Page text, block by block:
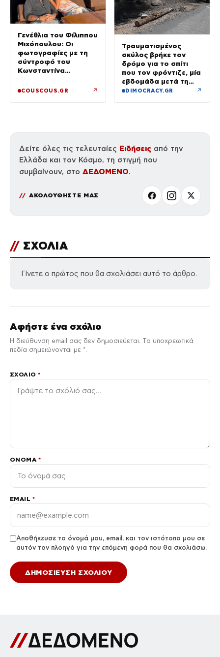
Γενέθλια του Φίλιππου
Μιχόπουλου: Οι
φωτογραφίες με τη
σύντροφό του
Κωνσταντίνα
δημόσιο «Σ’ αγαπώ»
COUSCOUS.GR ↗
Τραυματισμένος
σκύλος βρήκε τον
δρόμο για το σπίτι
που τον φρόντιζε, μία
εβδομάδα μετά τη
φωτιά στο Πόρτο
DIMOCRACY.GR ↗
Δείτε όλες τις τελευταίες Ειδήσεις από την
Ελλάδα και τον Κόσμο, τη στιγμή που
συμβαίνουν, στο ΔΕΔΟΜΕΝΟ.
ΑΚΟΛΟΥΘΗΣΤΕ ΜΑΣ
// ΣΧΟΛΙΑ
Γίνετε ο πρώτος που θα σχολιάσει αυτό το άρθρο.
Αφήστε ένα σχόλιο
Η διεύθυνση email σας δεν δημοσιεύεται. Τα υποχρεωτικά
πεδία σημειώνονται με *.
ΣΧΌΛΙΟ*
ΌΝΟΜΑ *
EMAIL *
Αποθήκευσε το όνομά μου, email, και τον ιστότοπο μου σε
αυτόν τον πλοηγό για την επόμενη φορά που θα σχολιάσω.